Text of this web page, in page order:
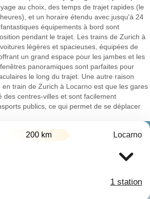
au choix, des temps de trajet rapides (le
et un horaire étendu avec jusqu'à 24
équipements à bord sont
pendant le trajet. Les trains de Zurich à
légères et spacieuses, équipées de
un grand espace pour les jambes et les
panoramiques sont parfaites pour
le long du trajet. Une autre raison
train de Zurich à Locarno est que les gares
des centres-villes et sont facilement
publics, ce qui permet de se déplacer
200 km Locarno
1 station